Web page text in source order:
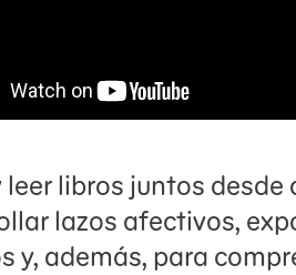
leer libros juntos desde
lazos afectivos,
y, además, para